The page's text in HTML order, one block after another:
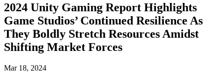
플랜 및 가격
배포
멀티플랫폼
고객 경험
인터랙티브 3D 경험 제작
산업 분야
제조업
예정된 기능 검토
용어집
분석 자료
커뮤니티 사례
Made with Unity
Unity 크리에이터 소개
Livestreams
개발자, 크리에이터, Insider와의 소통
시작하기
학습 시작하기
Unity 필수 학습 길잡이
FAQ
일반적인 질문에 대한 답변
문의하기
유니티 팀과 소통하기
2024 Unity Gaming Report Highlights
Game Studios’ Continued Resilience As
They Boldly Stretch Resources Amidst
Shifting Market Forces
Mar 18, 2024